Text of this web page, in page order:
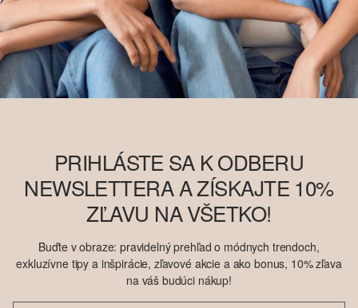
PRIHLÁSTE SA K ODBERU
NEWSLETTERA A ZÍSKAJTE 10%
ZĽAVU NA VŠETKO!
Buďte v obraze: pravidelný prehľad o módnych trendoch,
exkluzívne tipy a inšpirácie, zľavové akcie a ako bonus, 10% zľava
na váš budúci nákup!